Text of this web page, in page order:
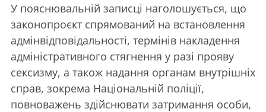
У пояснювальній записці наголошується, що
законопроєкт спрямований на встановлення
адмінвідповідальності, термінів накладення
адміністративного стягнення у разі прояву
сексизму, а також надання органам внутрішніх
справ, зокрема Національній поліції,
повноважень здійснювати затримання особи,